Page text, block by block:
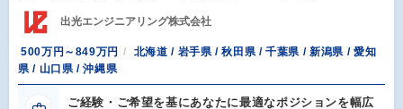
出光エンジニアリング株式会社
500万円～849万円
北海道 / 岩手県 / 秋田県 / 千葉県 / 新潟県 / 愛知
県 / 山口県 / 沖縄県
ご経験・ご希望を基にあなたに最適なポジションを幅広